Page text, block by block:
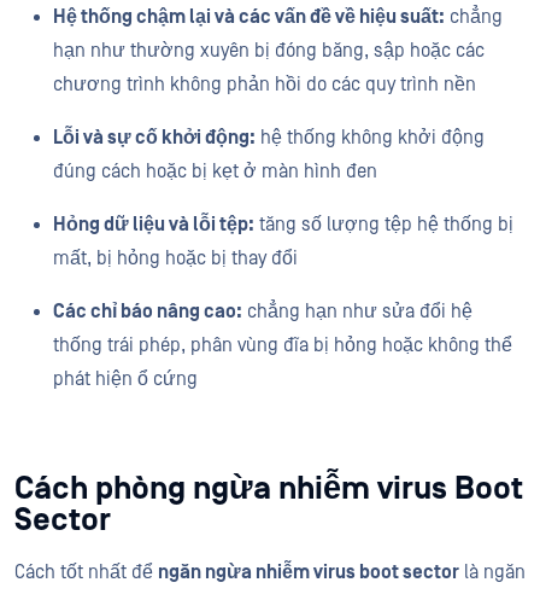
Hệ thống chậm lại và các vấn đề về hiệu suất: chẳng
hạn như thường xuyên bị đóng băng, sập hoặc các
chương trình không phản hồi do các quy trình nền
Lỗi và sự cố khởi động: hệ thống không khởi động
đúng cách hoặc bị kẹt ở màn hình đen
Hỏng dữ liệu và lỗi tệp: tăng số lượng tệp hệ thống bị
mất, bị hỏng hoặc bị thay đổi
Các chỉ báo nâng cao: chẳng hạn như sửa đổi hệ
thống trái phép, phân vùng đĩa bị hỏng hoặc không thể
phát hiện ổ cứng
Cách phòng ngừa nhiễm virus Boot
Sector
Cách tốt nhất để ngăn ngừa nhiễm virus boot sector là ngăn